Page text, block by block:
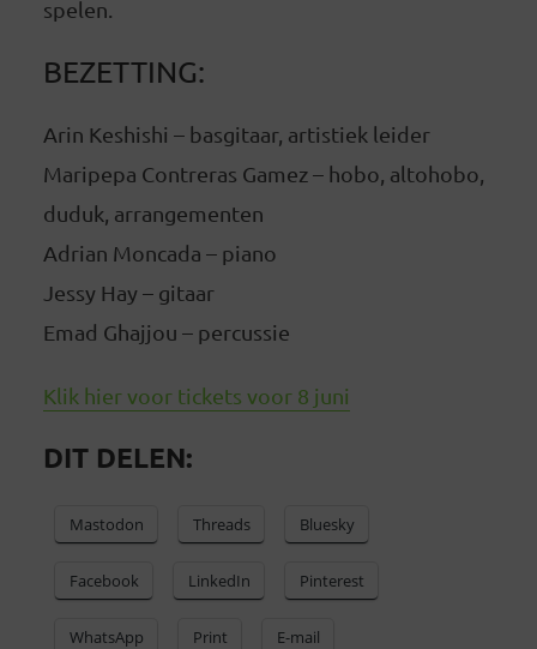
spelen.
BEZETTING:
Arin Keshishi – basgitaar, artistiek leider
Maripepa Contreras Gamez – hobo, altohobo,
duduk, arrangementen
Adrian Moncada – piano
Jessy Hay – gitaar
Emad Ghajjou – percussie
Klik hier voor tickets voor 8 juni
DIT DELEN:
Mastodon Threads Bluesky
Facebook LinkedIn Pinterest
WhatsApp Print E-mail